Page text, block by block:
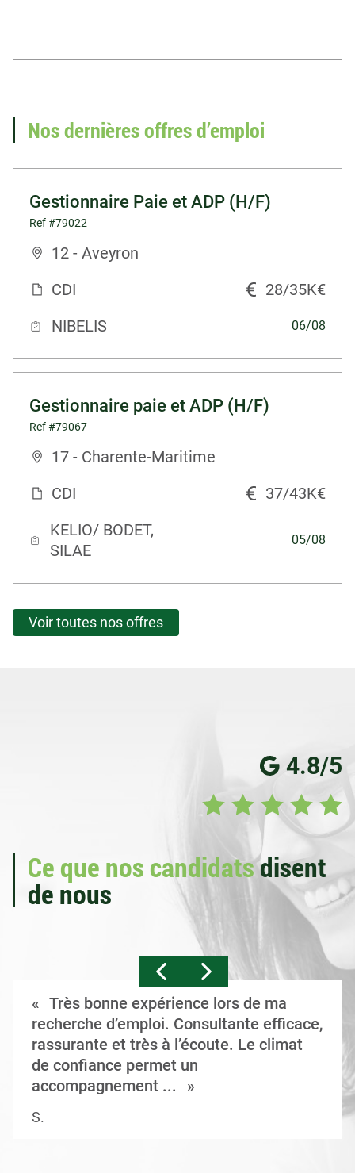
Nos dernières offres d’emploi
Gestionnaire Paie et ADP (H/F)
Ref #79022
12 - Aveyron
CDI
28/35K€
NIBELIS
06/08
Gestionnaire paie et ADP (H/F)
Ref #79067
17 - Charente-Maritime
CDI
37/43K€
KELIO/ BODET,
SILAE
05/08
Voir toutes nos offres
4.8/5
Ce que nos candidatsdisent
de nous
Très bonne expérience lors de ma
recherche d’emploi. Consultante efficace,
rassurante et très à l’écoute. Le climat
de confiance permet un
accompagnement ...
S.